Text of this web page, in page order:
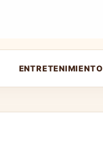
ENTRETENIMIENTO